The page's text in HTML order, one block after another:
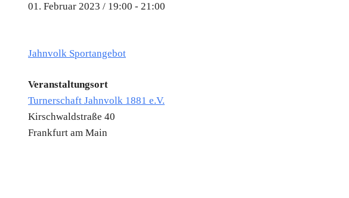
01. Februar 2023 / 19:00 - 21:00
Jahnvolk Sportangebot
Veranstaltungsort
Turnerschaft Jahnvolk 1881 e.V.
Kirschwaldstraße 40
Frankfurt am Main